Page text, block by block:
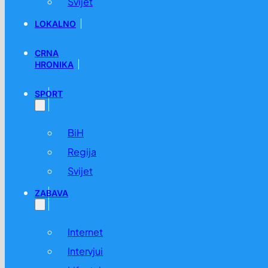
LOKALNO
CRNA
HRONIKA
SPORT
BiH
Regija
Svijet
ZABAVA
Internet
Intervjui